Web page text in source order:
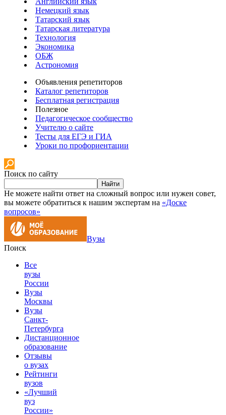
Немецкий язык
Татарский язык
Татарская литература
Технология
Экономика
ОБЖ
Астрономия
Объявления репетиторов
Каталог репетиторов
Бесплатная регистрация
Полезное
Педагогическое сообщество
Учителю о сайте
Тесты для ЕГЭ и ГИА
Уроки по профориентации
Поиск по сайту
Найти
Не можете найти ответ на сложный вопрос или нужен совет,
вы можете обратиться к нашим экспертам на «Доске
вопросов»
Вузы
Поиск
Все
вузы
России
Вузы
Москвы
Вузы
Санкт-
Петербурга
Дистанционное
образование
Отзывы
о вузах
Рейтинги
вузов
«Лучший
вуз
России»